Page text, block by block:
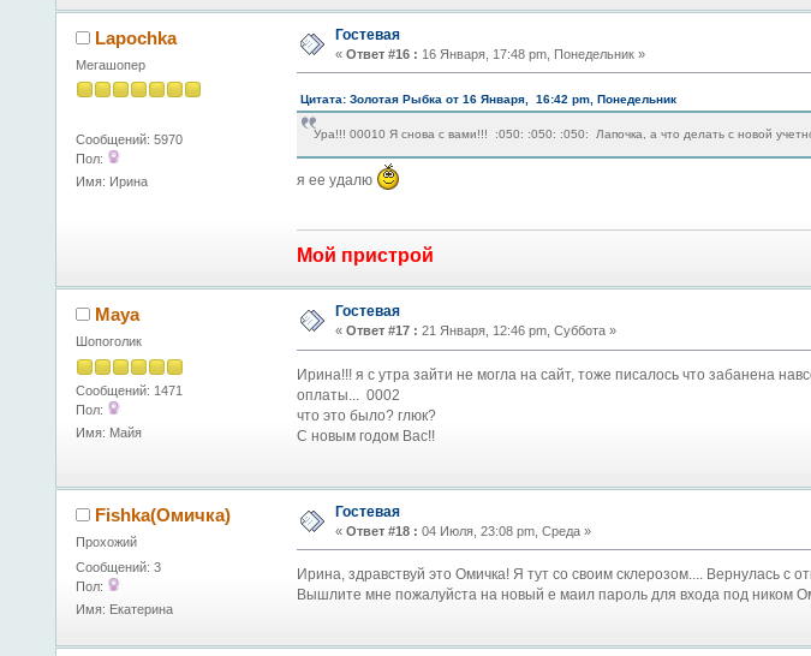
Lapochka
Мегашопер
Сообщений: 5970
Пол:
Имя: Ирина
Гостевая
« Ответ #16 : 16 Января, 17:48 pm, Понедельник »
Цитата: Золотая Рыбка от 16 Января, 16:42 pm, Понедельник
Ура!!! 00010 Я снова с вами!!! :050: :050: :050: Лапочка, а что делать с новой
я ее удалю
Мой пристрой
Maya
Шопоголик
Сообщений: 1471
Пол:
Имя: Майя
Гостевая
« Ответ #17 : 21 Января, 12:46 pm, Суббота »
Ирина!!! я с утра зайти не могла на сайт, тоже писалось что забанена
оплаты... 0002
что это было? глюк?
С новым годом Вас!!
Fishka(Омичка)
Прохожий
Сообщений: 3
Пол:
Имя: Екатерина
Гостевая
« Ответ #18 : 04 Июля, 23:08 pm, Среда »
Ирина, здравствуй это Омичка! Я тут со своим склерозом.... Вернулась с
Вышлите мне пожалуйста на новый е маил пароль для входа под ником